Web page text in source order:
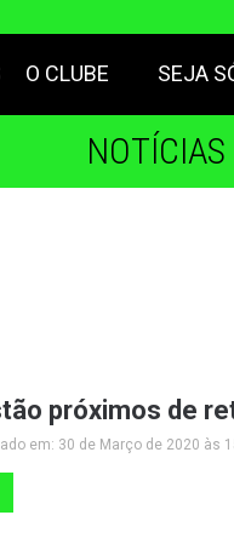
O CLUBE SEJA
NOTÍCIAS
próximos de
em: 30 de Março de 2020 às